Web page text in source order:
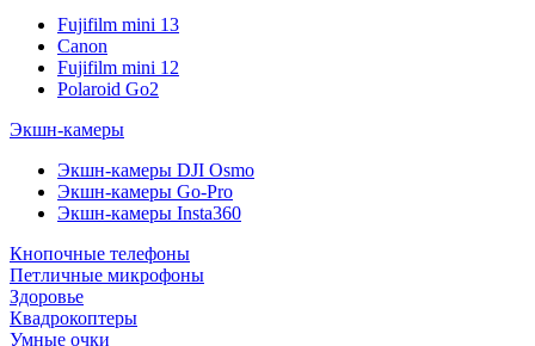
Fujifilm mini 13
Canon
Fujifilm mini 12
Polaroid Go2
Экшн-камеры
Экшн-камеры DJI Osmo
Экшн-камеры Go-Pro
Экшн-камеры Insta360
Кнопочные телефоны
Петличные микрофоны
Здоровье
Квадрокоптеры
Умные очки